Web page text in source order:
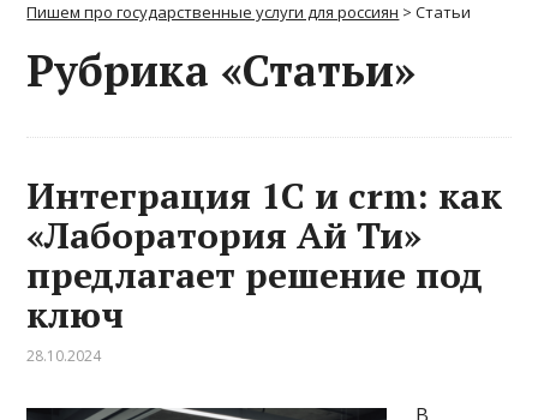
Пишем про государственные услуги для россиян >Статьи
Рубрика «Статьи»
Интеграция 1С и crm: как
«Лаборатория Ай Ти»
предлагает решение под
ключ
28.10.2024